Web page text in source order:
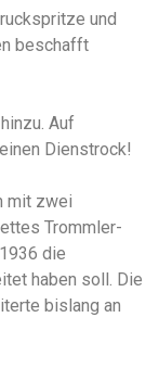
und
beschafft
Auf
Dienstrock!
mit zwei
Trommler-
die
haben soll. Die
bislang an